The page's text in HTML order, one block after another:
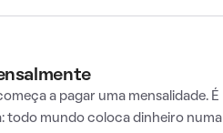
a pagar uma mensalidade. É
todo mundo coloca dinheiro numa